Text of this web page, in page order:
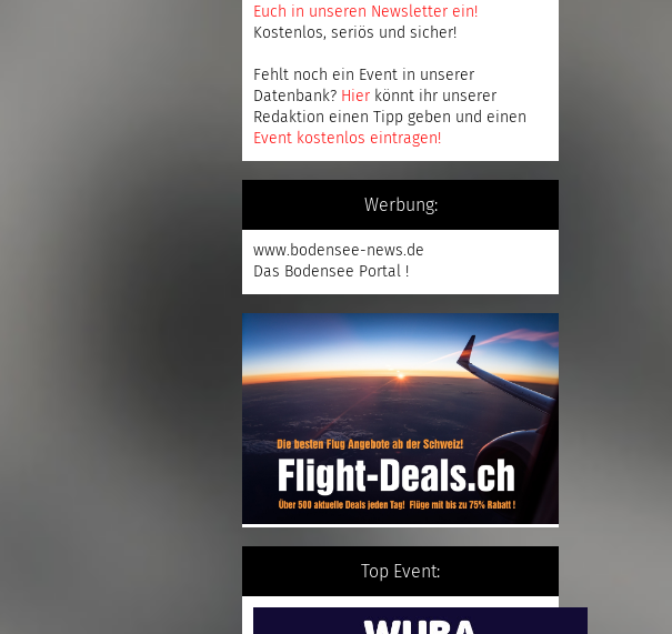
Euch in unseren Newsletter ein!
Kostenlos, seriös und sicher!
Fehlt noch ein Event in unserer
Datenbank? Hier könnt ihr unserer
Redaktion einen Tipp geben und einen
Event kostenlos eintragen!
Werbung:
www.bodensee-news.de
Das Bodensee Portal !
Top Event: